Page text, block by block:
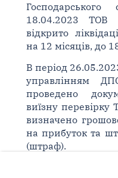
18.04.2023 ТОВ
відкрито
на 12 місяців, до
В період
управлінням
проведено
виїзну перевірку
визначено
на прибуток та
(штраф).
На поточну дату